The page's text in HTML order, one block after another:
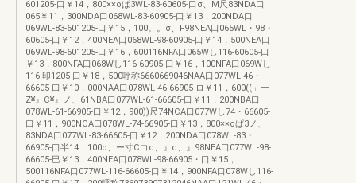
601205-口￥14，800××oぱ3WL-83-60605-口σ、M尺83NDA口
065￥11，300NDA口068WL-83-60905-口￥13，200NDA口
069WL-83-601205-口￥15，100。。σ、F98NEA口065WL・98・
60605-口￥12，400NEA口068WL-98-60905-口￥14，500NEA口
069WL-98-601205-口￥16，600116NFA口065Wし116-60605-口
￥13，800NFA口068Wし116-60905-口￥16，100NFA口069Wし
116-印1205-口￥18，500呼称6660669046NAA口077WL-46・
66605-口￥10，000NAA口078WL-46-66905-ロ￥11，600((」ー
Z¥』C¥』ノ、61NBA口077WL-61-66605-口￥11，200NBA口
078WL-61-66905-口￥12，900))尺74NCA口077Wし74・66605-
口￥11，900NCA口078WL-74-66905-口￥13，800××oぱ3ノ、
83NDA口077WL-83-66605-口￥12，200NDA口078WL-83・
66905-口半14，100σ、ー寸Cコc、』c、』98NEA口077WL-98-
66605-巳￥13，400NEA口078WL-98-66905・口￥15，
500116NFA口077WL-116-66605-口￥14，900NFA口078Wし116-